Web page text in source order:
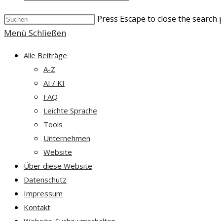
Press Escape to close the search
Menü Schließen
Alle Beiträge
A-Z
AI / KI
FAQ
Leichte Sprache
Tools
Unternehmen
Website
Über diese Website
Datenschutz
Impressum
Kontakt